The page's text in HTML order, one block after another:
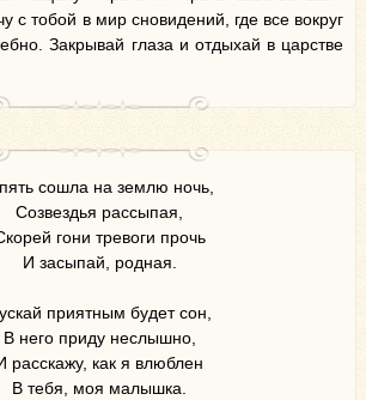
с тобой в мир сновидений, где все вокруг
Закрывай глаза и отдыхай в царстве
сошла на землю ночь,
Созвездья рассыпая,
гони тревоги прочь
И засыпай, родная.
приятным будет сон,
В него приду неслышно,
расскажу, как я влюблен
В тебя, моя малышка.